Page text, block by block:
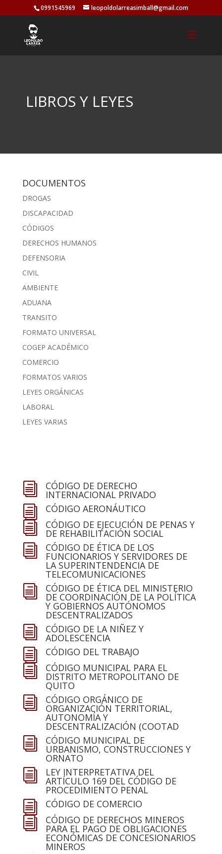
0991545969 leopoldolarreasimball@gmail.com
LIBROS Y LEYES
DOCUMENTOS
DROGAS
DISCAPACIDAD
CÓDIGOS
DERECHOS HUMANOS
DEFENSORIA
CIVIL
AMBIENTE
ADUANA
TRANSITO
FORMATO UNIVERSAL
COGEP ACADÉMICO
COMERCIO
FORMATOS VARIOS
LEYES ORGÁNICAS
LABORAL
LEYES VARIAS
i CÓDIGO DE DERECHO
INTERNACIONAL PRIVADO
i CÓDIGO AERONÁUTICO
i CÓDIGO DE EJECUCIÓN DE PENAS Y
DE REHABILITACIÓN SOCIAL
i CÓDIGO DE ÉTICA DE LOS
FUNCIONARIOS Y SERVIDORES DE
LA SUPERINTENDENCIA DE
TELECOMUNICACIONES
i CÓDIGO DE ÉTICA DEL MINISTERIO
DE COORDINACIÓN DE LA POLÍTICA
Y GOBIERNOS AUTÓNOMOS
DESCENTRALIZADOS
i CÓDIGO DE LA NIÑEZ Y
ADOLESCENCIA
i CÓDIGO DEL TRABAJO
i CÓDIGO MUNICIPAL PARA EL
DISTRITO METROPOLITANO DE
QUITO
i CÓDIGO ORGÁNICO DE
ORGANIZACIÓN TERRITORIAL,
AUTONOMÍA Y
DESCENTRALIZACIÓN (COOTAD
i CÓDIGO MUNICIPAL DE
URBANISMO, CONSTRUCCIONES Y
ORNATO
i LEY INTERPRETATIVA DEL
ARTÍCULO 169 DEL CÓDIGO DE
PROCEDIMIENTO PENAL
i CÓDIGO DE COMERCIO
i CÓDIGO DE DERECHOS MINEROS
PARA EL PAGO DE OBLIGACIONES
ECONÓMICAS DE CONCESIONARIOS
MINEROS